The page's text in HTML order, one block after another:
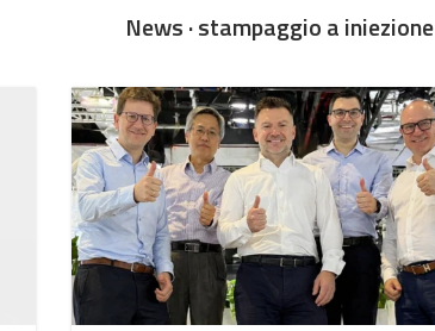
News · stampaggio a iniezione